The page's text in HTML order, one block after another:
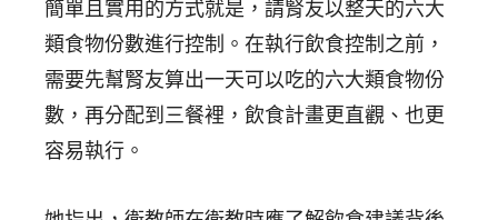
簡單且實用的方式就是，請腎友以整天的六大
類食物份數進行控制。在執行飲食控制之前，
需要先幫腎友算出一天可以吃的六大類食物份
數，再分配到三餐裡，飲食計畫更直觀、也更
容易執行。